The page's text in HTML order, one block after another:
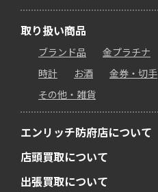
取り扱い商品
ブランド品 金プラチナ
時計
お酒 金券・切手
その他・雑貨
エンリッチ防府店について
店頭買取について
出張買取について